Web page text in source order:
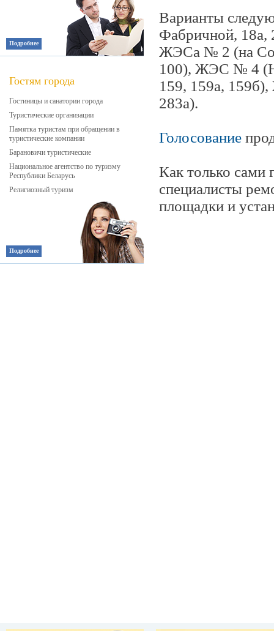
Подробнее
Гостям города
Гостиницы и санатории города
Туристические организации
Памятка туристам при обращении в
туристические компании
Барановичи туристические
Национальное агентство по туризму
Республики Беларусь
Религиозный туризм
Подробнее
Варианты
Фабричной,
ЖЭСа № 2 (на
100), ЖЭС № 4
159, 159а,
283а).
Голосование
Как только сами
специалисты
площадки и